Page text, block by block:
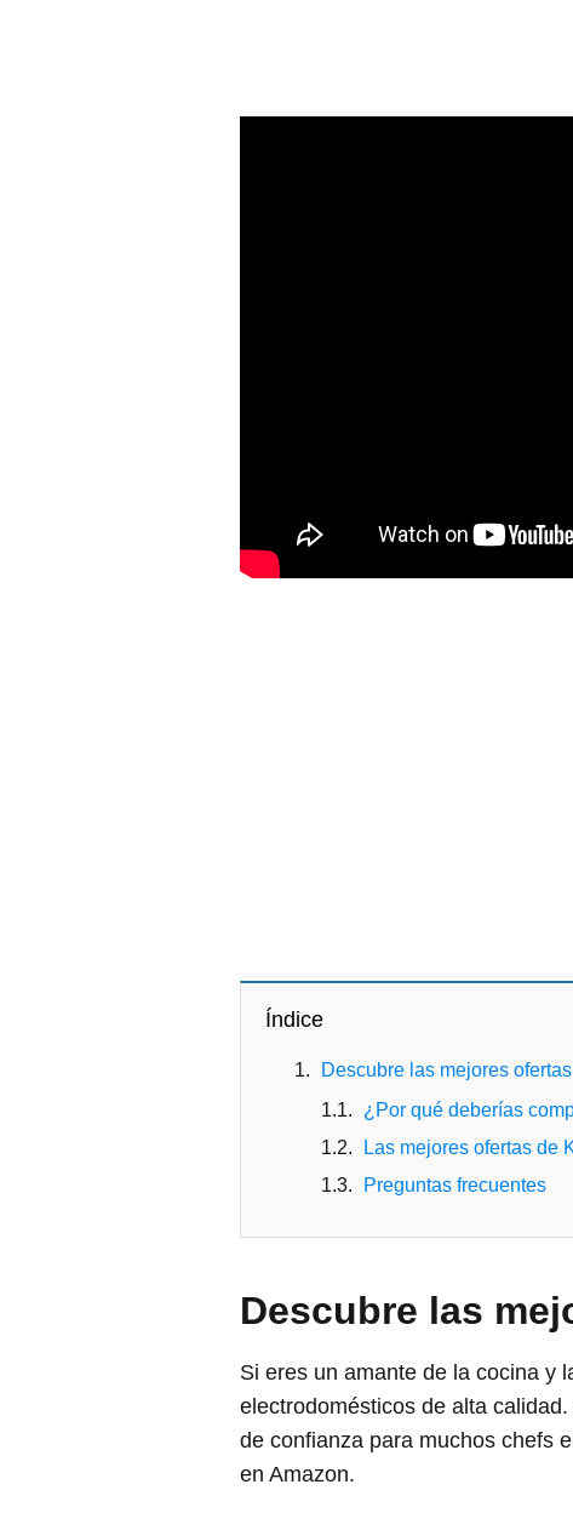
Índice
Descubre las mejores
¿Por qué deberías
Las mejores ofertas de
Preguntas frecuentes
Descubre las
Si eres un amante de la cocina y
electrodomésticos de alta
de confianza para muchos chefs
en Amazon.